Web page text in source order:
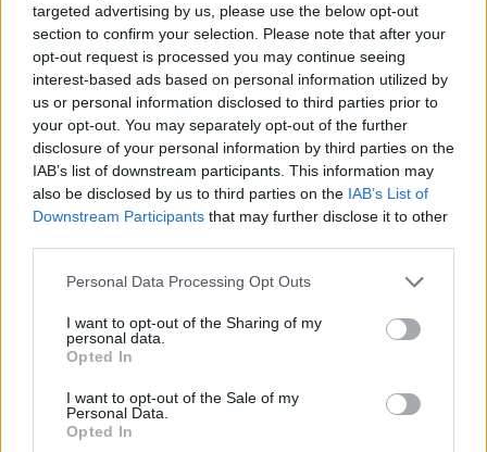
targeted advertising by us, please use the below opt-out
section to confirm your selection. Please note that after your
opt-out request is processed you may continue seeing
interest-based ads based on personal information utilized by
us or personal information disclosed to third parties prior to
your opt-out. You may separately opt-out of the further
disclosure of your personal information by third parties on the
IAB’s list of downstream participants. This information may
also be disclosed by us to third parties on the IAB’s List of
Downstream Participants that may further disclose it to other
Please note that this website/app uses one or more Google
not limited to your visit or usage behaviour. You may click to
grant or deny consent to Google and its third-party tags to
use your data for below specified purposes in below Google
consent section.
Personal Data Processing Opt Outs
I want to opt-out of the Sharing of my
personal data.
Opted In
I want to opt-out of the Sale of my
Personal Data.
Opted In
vezetheti fel, hanem egy egészen másfajta Vasember
születését is. A Marvel láthatóan nem akarja egyszerűen
lemásolni Tonyt egy fiatalabb zsenivel, hanem azt
vizsgálja, mit jelenthet Vasember egy olyan korban, ahol
a technológia már nem csak páncélt ad az emberre,
hanem akár az embert is képes páncéllá változtatni.
Nem akarsz lemaradni semmiről?
jön szembe GSO-n vagy a social médiában. Segítünk,
hogy naprakész maradj, kiválogatjuk neked a
legjobbakat,iratkozz fel hírlevelünkre!
Kijelentem, hogy az